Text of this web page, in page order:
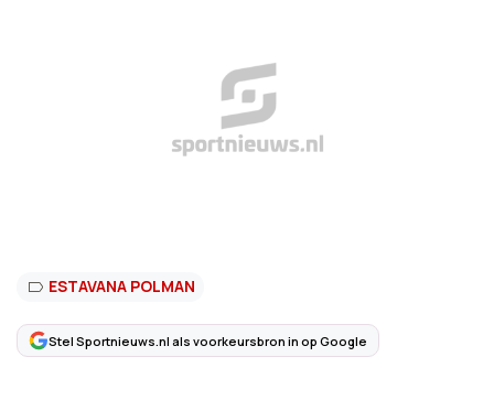
ESTAVANA POLMAN
Stel Sportnieuws.nl als voorkeursbron in op Google